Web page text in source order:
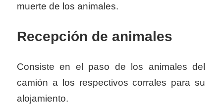
muerte de los animales.
Recepción de animales
Consiste en el paso de los animales del
camión a los respectivos corrales para su
alojamiento.